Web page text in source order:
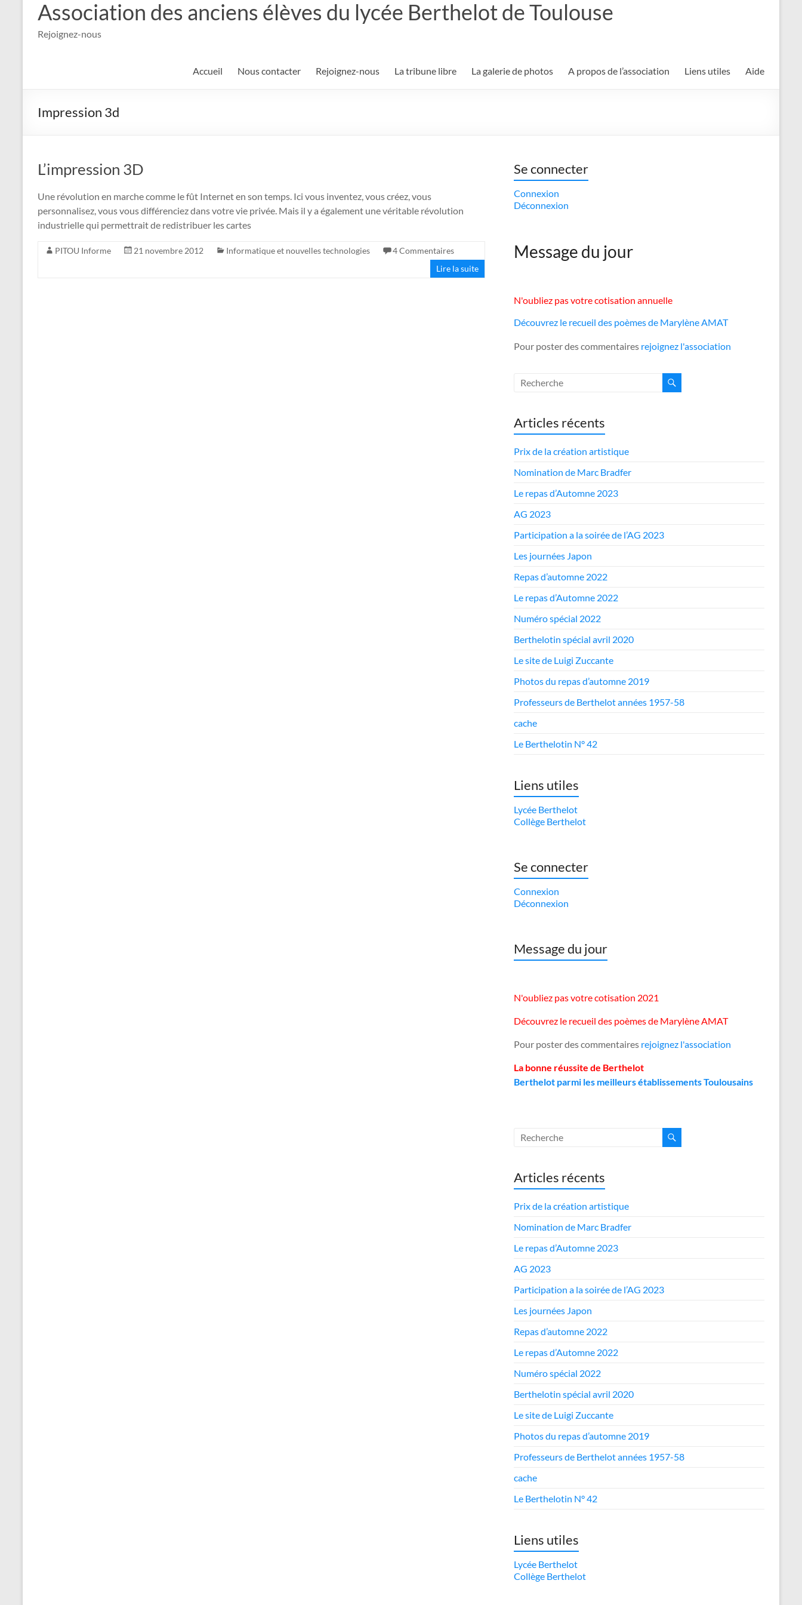
Association des anciens élèves du lycée Berthelot de Toulouse
Rejoignez-nous
Accueil Nous contacter Rejoignez-nous La tribune libre La galerie de photos A propos de l’association Liens utiles Aide
Impression 3d
L’impression 3D
Une révolution en marche comme le fût Internet en son temps. Ici vous inventez, vous créez, vous
personnalisez, vous vous différenciez dans votre vie privée. Mais il y a également une véritable révolution
industrielle qui permettrait de redistribuer les cartes
PITOU Informe 21 novembre 2012 Informatique et nouvelles technologies
4 Commentaires
Lire la suite
Se connecter
Connexion
Déconnexion
Message du jour
N'oubliez pas votre cotisation annuelle
Découvrez le recueil des poèmes de Marylène AMAT
Pour poster des commentaires rejoignez l'association
Articles récents
Prix de la création artistique
Nomination de Marc Bradfer
Le repas d’Automne 2023
AG 2023
Participation a la soirée de l’AG 2023
Les journées Japon
Repas d’automne 2022
Le repas d’Automne 2022
Numéro spécial 2022
Berthelotin spécial avril 2020
Le site de Luigi Zuccante
Photos du repas d’automne 2019
Professeurs de Berthelot années 1957-58
cache
Le Berthelotin N° 42
Liens utiles
Lycée Berthelot
Collège Berthelot
Se connecter
Connexion
Déconnexion
Message du jour
N'oubliez pas votre cotisation 2021
Découvrez le recueil des poèmes de Marylène AMAT
Pour poster des commentaires rejoignez l'association
La bonne réussite de Berthelot
Berthelot parmi les meilleurs établissements Toulousains
Articles récents
Prix de la création artistique
Nomination de Marc Bradfer
Le repas d’Automne 2023
AG 2023
Participation a la soirée de l’AG 2023
Les journées Japon
Repas d’automne 2022
Le repas d’Automne 2022
Numéro spécial 2022
Berthelotin spécial avril 2020
Le site de Luigi Zuccante
Photos du repas d’automne 2019
Professeurs de Berthelot années 1957-58
cache
Le Berthelotin N° 42
Liens utiles
Lycée Berthelot
Collège Berthelot